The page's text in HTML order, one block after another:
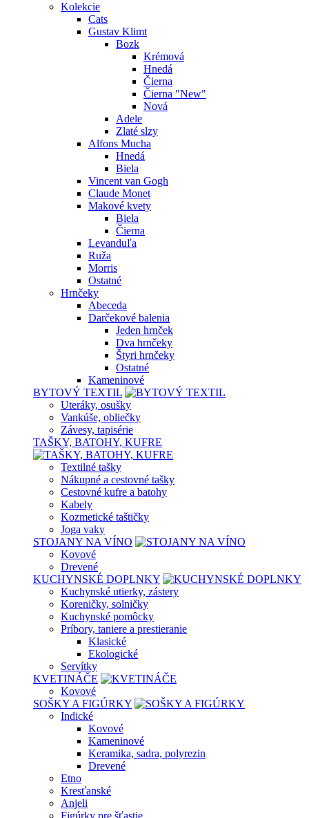
Kolekcie
Cats
Gustav Klimt
Bozk
Krémová
Hnedá
Čierna
Čierna "New"
Nová
Adele
Zlaté slzy
Alfons Mucha
Hnedá
Biela
Vincent van Gogh
Claude Monet
Makové kvety
Biela
Čierna
Levanduľa
Ruža
Morris
Ostatné
Hrnčeky
Abeceda
Darčekové balenia
Jeden hrnček
Dva hrnčeky
Štyri hrnčeky
Ostatné
Kameninové
BYTOVÝ TEXTIL
Uteráky, osušky
Vankúše, obliečky
Závesy, tapisérie
TAŠKY, BATOHY, KUFRE
Textilné tašky
Nákupné a cestovné tašky
Cestovné kufre a batohy
Kabely
Kozmetické taštičky
Joga vaky
STOJANY NA VÍNO
Kovové
Drevené
KUCHYNSKÉ DOPLNKY
Kuchynské utierky, zástery
Koreničky, solničky
Kuchynské pomôcky
Príbory, taniere a prestieranie
Klasické
Ekologické
Servítky
KVETINÁČE
Kovové
SOŠKY A FIGÚRKY
Indické
Kovové
Kameninové
Keramika, sadra, polyrezin
Drevené
Etno
Kresťanské
Anjeli
Figúrky pre šťastie